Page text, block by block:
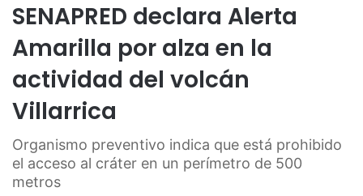
SENAPRED declara Alerta
Amarilla por alza en la
actividad del volcán
Villarrica
Organismo preventivo indica que está prohibido
el acceso al cráter en un perímetro de 500
metros